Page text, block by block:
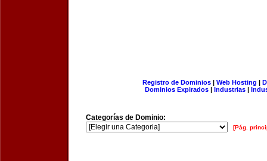
Registro de Dominios| Web Hosting |
Dominios Expirados | Industrias |
Categorías de Dominio:
[Pág.